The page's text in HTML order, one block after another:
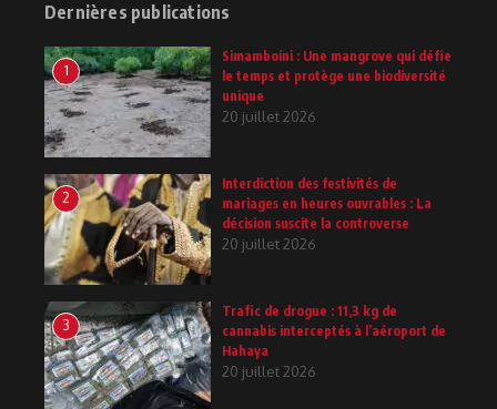
Dernières publications
1
Simamboini : Une mangrove qui défie
le temps et protège une biodiversité
unique
20 juillet 2026
2
Interdiction des festivités de
mariages en heures ouvrables : La
décision suscite la controverse
20 juillet 2026
3
Trafic de drogue : 11,3 kg de
cannabis interceptés à l’aéroport de
Hahaya
20 juillet 2026